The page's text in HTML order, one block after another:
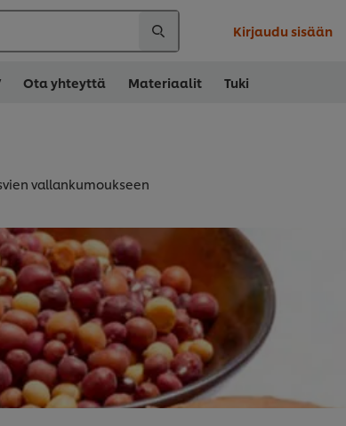
Kirjaudu sisään
Ota yhteyttä Materiaalit Tuki
vallankumoukseen